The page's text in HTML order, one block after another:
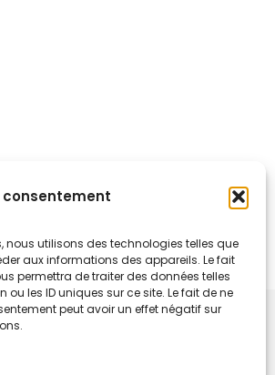
consentement
nous utilisons des technologies telles que
aux informations des appareils. Le fait
permettra de traiter des données telles
les ID uniques sur ce site. Le fait de ne
peut avoir un effet négatif sur
des éléments du site est